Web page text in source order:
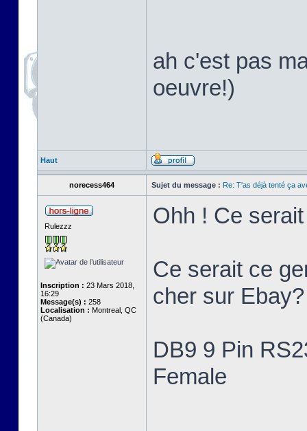
ah c'est pas
oeuvre!)
Haut
norecess464 Sujet du message : Re: T'as déjà tenté ça
Rulezzz
Inscription : 23 Mars 2018,
16:29
Message(s) : 258
Localisation : Montreal, QC
(Canada)
Ohh ! Ce
Ce serait ce
cher sur Ebay?
DB9 9 Pin
Female